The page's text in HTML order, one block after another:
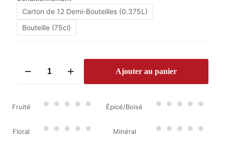
Carton de 12 Demi-Bouteilles (0.375L)
Bouteille (75cl)
Moelleux
Ajouter au panier
Fruité Épicé/Boisé
Floral Minéral